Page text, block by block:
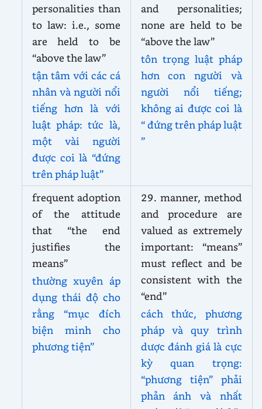
personalities than
to law: i.e., some
are held to be
“above the law”
tận tâm với các cá
nhân và người nổi
tiếng hơn là với
luật pháp: tức là,
một vài người
được coi là “đứng
trên pháp luật”
and personalities;
none are held to be
“above the law”
tôn trọng luật pháp
hơn con người và
người nổi tiếng;
không ai được coi là
“ đứng trên pháp luật
”
frequent adoption
of the attitude
that “the end
justifies the
means”
thường xuyên áp
dụng thái độ cho
rằng “mục đích
biện minh cho
phương tiện”
29. manner, method
and procedure are
valued as extremely
important: “means”
must reflect and be
consistent with the
“end”
cách thức, phương
pháp và quy trình
dược đánh giá là cực
kỳ quan trọng:
“phương tiện” phải
phản ánh và nhất